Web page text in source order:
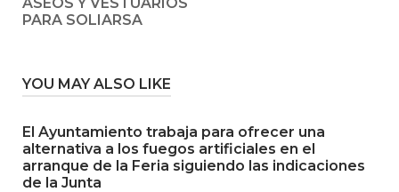
PARA SOLIARSA
YOU MAY ALSO LIKE
El Ayuntamiento trabaja para ofrecer una
alternativa a los fuegos artificiales en el
arranque de la Feria siguiendo las indicaciones
de la Junta